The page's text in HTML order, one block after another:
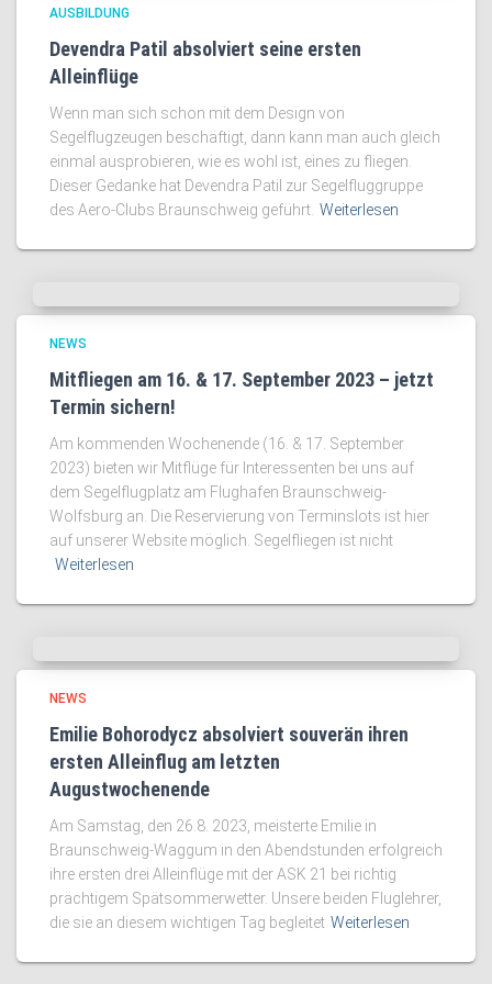
AUSBILDUNG
Devendra Patil absolviert seine ersten
Alleinflüge
Wenn man sich schon mit dem Design von
Segelflugzeugen beschäftigt, dann kann man auch gleich
einmal ausprobieren, wie es wohl ist, eines zu fliegen.
Dieser Gedanke hat Devendra Patil zur Segelfluggruppe
des Aero-Clubs Braunschweig geführt. Weiterlesen
NEWS
Mitfliegen am 16. & 17. September 2023 – jetzt
Termin sichern!
Am kommenden Wochenende (16. & 17. September
2023) bieten wir Mitflüge für Interessenten bei uns auf
dem Segelflugplatz am Flughafen Braunschweig-
Wolfsburg an. Die Reservierung von Terminslots ist hier
auf unserer Website möglich. Segelfliegen ist nicht
Weiterlesen
NEWS
Emilie Bohorodycz absolviert souverän ihren
ersten Alleinflug am letzten
Augustwochenende
Am Samstag, den 26.8. 2023, meisterte Emilie in
Braunschweig-Waggum in den Abendstunden erfolgreich
ihre ersten drei Alleinflüge mit der ASK 21 bei richtig
prächtigem Spätsommerwetter. Unsere beiden Fluglehrer,
die sie an diesem wichtigen Tag begleitet Weiterlesen